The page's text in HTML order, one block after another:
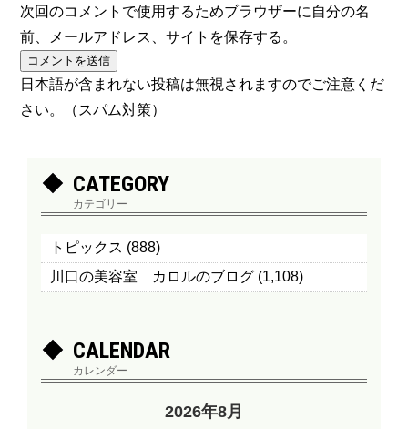
次回のコメントで使用するためブラウザーに自分の名
前、メールアドレス、サイトを保存する。
日本語が含まれない投稿は無視されますのでご注意くだ
さい。（スパム対策）
CATEGORY
カテゴリー
トピックス (888)
川口の美容室 カロルのブログ (1,108)
CALENDAR
カレンダー
2026年8月